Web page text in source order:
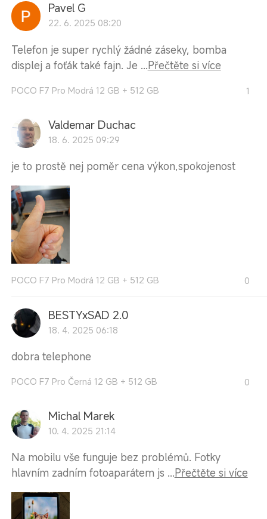
Pavel G
22. 6. 2025 08:20
Telefon je super rychlý žádné záseky, bomba
displej a foťák také fajn. Je ...Přečtěte si více
POCO F7 Pro Modrá 12 GB + 512 GB 1
Valdemar Duchac
18. 6. 2025 09:29
je to prostě nej poměr cena výkon,spokojenost
POCO F7 Pro Modrá 12 GB + 512 GB 0
BESTYxSAD 2.0
18. 4. 2025 06:18
dobra telephone
POCO F7 Pro Černá 12 GB + 512 GB 0
Michal Marek
10. 4. 2025 21:14
Na mobilu vše funguje bez problémů. Fotky
hlavním zadním fotoaparátem js ...Přečtěte si více